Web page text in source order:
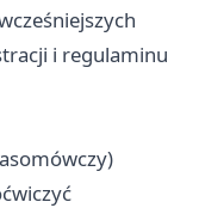
i regulaminu